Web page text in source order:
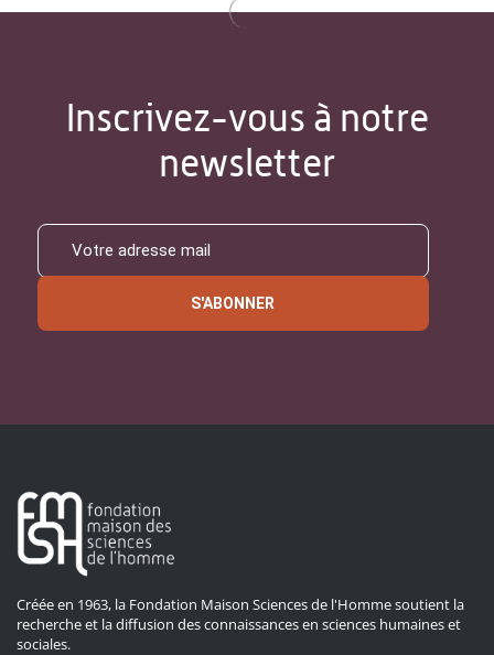
Inscrivez-vous à notre
newsletter
S'ABONNER
Créée en 1963, la Fondation Maison Sciences de l'Homme soutient la
recherche et la diffusion des connaissances en sciences humaines et
sociales.